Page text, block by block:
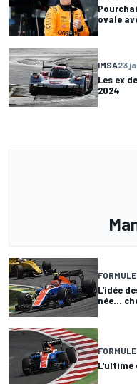
ovale
IMSA23
Les ex
2024
FORMULE
L'idée
née...
FORMULE
L'ultime